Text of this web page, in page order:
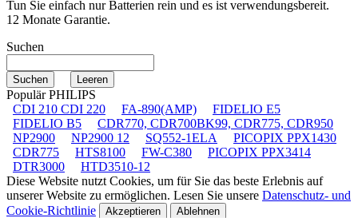
Tun Sie einfach nur Batterien rein und es ist verwendungsbereit.
12 Monate Garantie.
Suchen
Populär PHILIPS
CDI 210 CDI 220
FA-890(AMP)
FIDELIO E5
FIDELIO B5
CDR770, CDR700BK99, CDR775, CDR950
NP2900
NP2900 12 SQ552-1ELA
PICOPIX PPX1430
CDR775
HTS8100 FW-C380
PICOPIX PPX3414
DTR3000
HTD3510-12
Diese Website nutzt Cookies, um für Sie das beste Erlebnis auf
unserer Website zu ermöglichen. Lesen Sie unsere Datenschutz- und
Cookie-Richtlinie
Akzeptieren Ablehnen